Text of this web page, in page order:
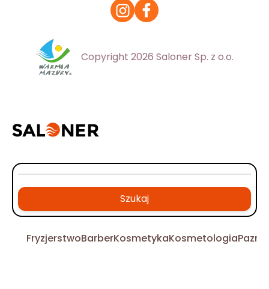
Copyright 2026 Saloner Sp. z o.o.
Szukaj
FryzjerstwoBarberKosmetykaKosmetologia